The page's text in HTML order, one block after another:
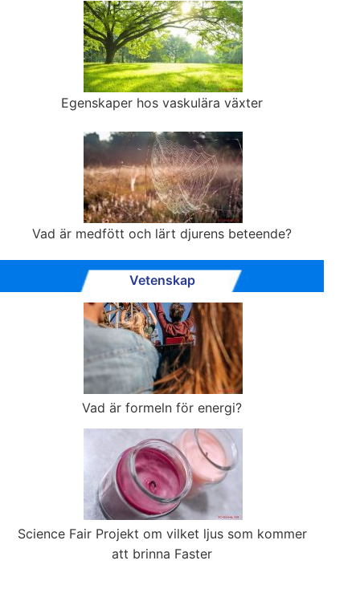
Egenskaper hos vaskulära växter
Vad är medfött och lärt djurens beteende?
Vetenskap
Vad är formeln för energi?
Science Fair Projekt om vilket ljus som kommer
att brinna Faster